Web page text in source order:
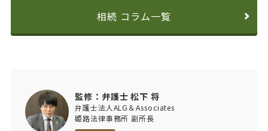
相続 コラム一覧
監修：弁護士 松下 将
弁護士法人ALG＆Associates
姫路法律事務所 副所長